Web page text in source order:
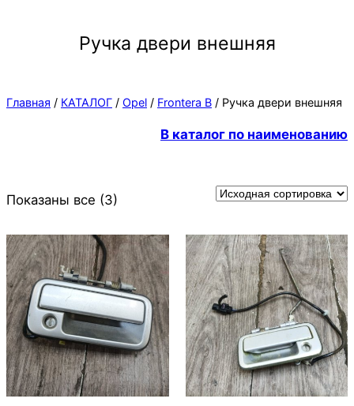
Ручка двери внешняя
Главная / КАТАЛОГ / Opel / Frontera B / Ручка двери внешняя
В каталог по наименованию
Показаны все (3)